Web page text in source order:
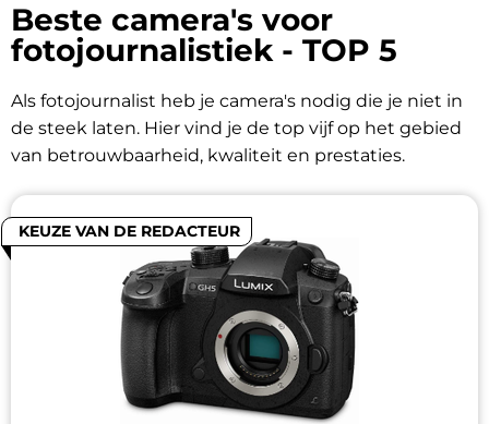
Beste camera's voor
fotojournalistiek - TOP 5
Als fotojournalist heb je camera's nodig die je niet in
de steek laten. Hier vind je de top vijf op het gebied
van betrouwbaarheid, kwaliteit en prestaties.
KEUZE VAN DE REDACTEUR